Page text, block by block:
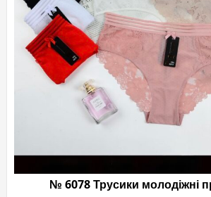
№ 6078 Трусики молодіжні